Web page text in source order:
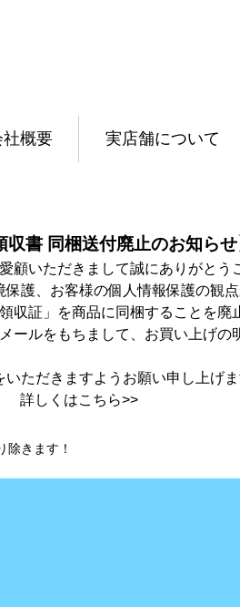
社概要 実店舗について
収書 同梱送付廃止のお知らせ
顧いただきまして誠にありがとう
保護、お客様の個人情報保護の観
収証」を商品に同梱することを廃
ールをもちまして、お買い上げの
ただきますようお願い申し上げま
詳しくはこちら>>
きます！